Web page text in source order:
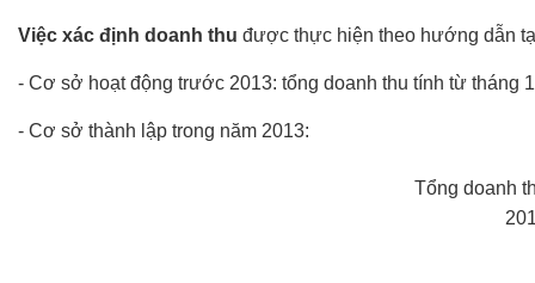
Việc xác định doanh thu được thực hiện theo hướng dẫn
- Cơ sở hoạt động trước 2013: tổng doanh thu tính từ tháng
- Cơ sở thành lập trong năm 2013:
Tổng doanh